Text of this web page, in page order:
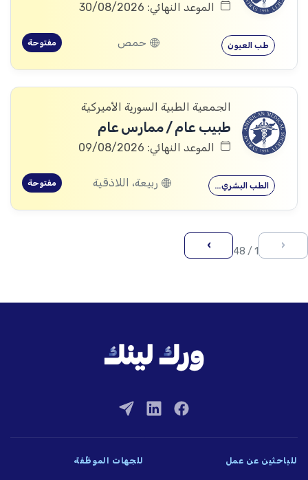
الموعد النهائي: 30/08/2026
طب العيون حمص مفتوحة
الجمعية الطبية السورية الأميركية
طبيب عام / ممارس عام
الموعد النهائي: 09/08/2026
الطب البشري… ربيعة، اللاذقية مفتوحة
‹
1 / 48
›
للباحثين عن عمل للجهات الموظِّفة